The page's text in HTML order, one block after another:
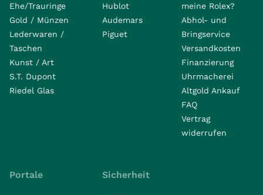
Ehe/Trauringe
Gold / Münzen
Lederwaren /
Taschen
Kunst / Art
S.T. Dupont
Riedel Glas
Hublot
Audemars
Piguet
meine Rolex?
Abhol- und
Bringservice
Versandkosten
Finanzierung
Uhrmacherei
Altgold Ankauf
FAQ
Vertrag
widerrufen
Portale Sicherheit